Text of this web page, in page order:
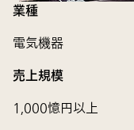
業種
電気機器
売上規模
1,000憶円以上